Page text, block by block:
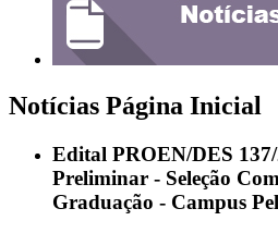
Notícias Página Inicial
Edital PROEN/DES
Preliminar - Seleção
Graduação - Campus